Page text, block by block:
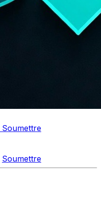
Soumettre
Soumettre